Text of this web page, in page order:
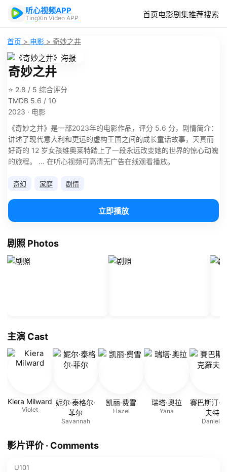
听心视频APP
TingXin Video APP 首页电影剧集推荐搜索
首页 > 电影 > 奇妙之井
奇妙之井
⭐ 2.8 / 5 综合评分
TMDB 5.6 / 10
2023 · 电影
《奇妙之井》是一部2023年的电影作品，评分 5.6 分，剧情简介：
讲述了现代意大利和更远的虚构王国之间的成长童话故事，天真而
好奇的 12 岁女孩维奥莱特踏上了一段永远改变她的世界的惊心动魄
的旅程。 ​… 在听心视频可高清无广告在线观看播放。
奇幻 家庭 剧情
立即播放
剧照 Photos
主演 Cast
Kiera Milward
Violet
妮尔·泰格尔·
菲尔
Savannah
凯丽·费雪
Hazel
瑞塔·奧拉
Yana
賽巴斯汀·
夫特
Daniele
影片评价 · Comments
U101